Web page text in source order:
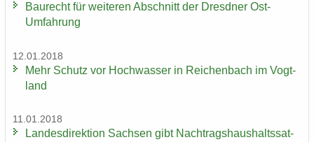
Bau­recht für wei­te­ren Ab­schnitt der Dresd­ner Ost-​
Umfahrung
12.01.2018
Mehr Schutz vor Hoch­was­ser in Rei­chen­bach im Vogt­
land
11.01.2018
Lan­des­di­rek­ti­on Sach­sen gibt Nach­trags­haus­halts­sat­